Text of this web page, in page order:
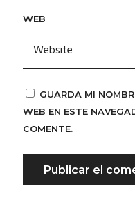
WEB
GUARDA MI
WEB EN ESTE
COMENTE.